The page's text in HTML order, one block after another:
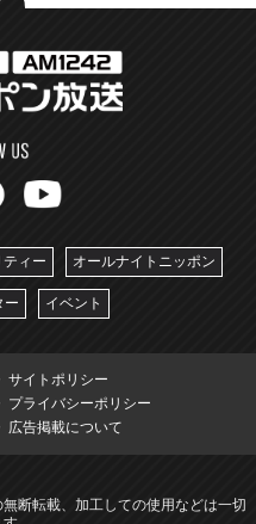
ィー オールナイトニッポン
ー イベント
サイトポリシー
プライバシーポリシー
広告掲載について
断転載、加工しての使用などは一切